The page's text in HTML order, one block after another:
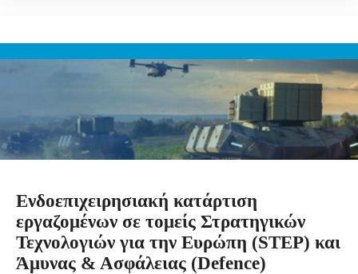
Ενδοεπιχειρησιακή κατάρτιση
εργαζομένων σε τομείς Στρατηγικών
Τεχνολογιών για την Ευρώπη (STEP) και
Άμυνας & Ασφάλειας (Defence)